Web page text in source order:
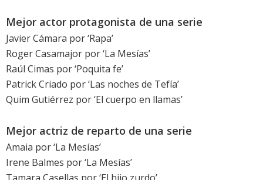
Mejor actor protagonista de una serie
Javier Cámara por ‘Rapa’
Roger Casamajor por ‘La Mesías’
Raúl Cimas por ‘Poquita fe’
Patrick Criado por ‘Las noches de Tefía’
Quim Gutiérrez por ‘El cuerpo en llamas’
Mejor actriz de reparto de una serie
Amaia por ‘La Mesías’
Irene Balmes por ‘La Mesías’